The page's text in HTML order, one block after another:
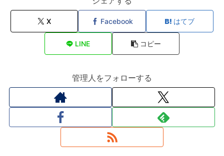
X Facebook はてブ
LINE コピー
管理人をフォローする